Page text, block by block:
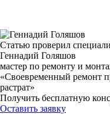
Статью проверил
Геннадий Голяшов
мастер по ремонту и
«Своевременный ремонт
растрат»
Получить бесплатную
Оставить заявку